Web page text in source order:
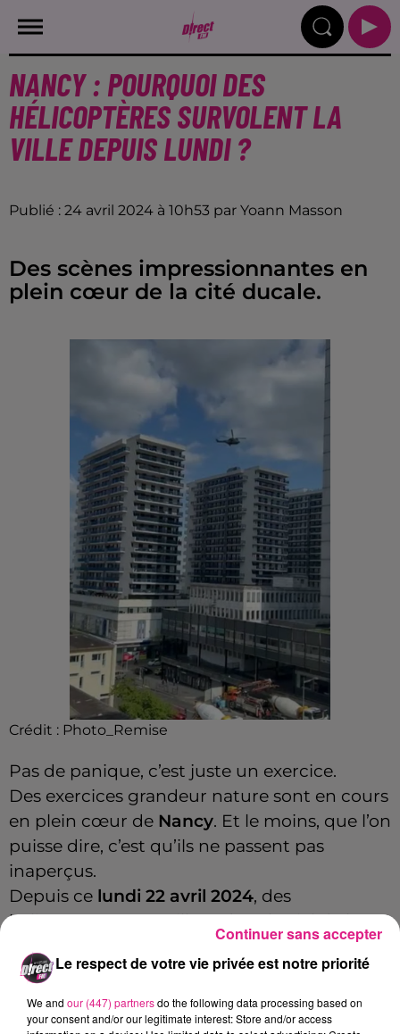
NANCY : POURQUOI DES
HÉLICOPTÈRES SURVOLENT LA
VILLE DEPUIS LUNDI ?
Publié : 24 avril 2024 à 10h53 par Yoann Masson
Des scènes impressionnantes en
plein cœur de la cité ducale.
Crédit : Photo_Remise
Pas de panique, c’est juste un exercice.
Des exercices grandeur nature sont en cours
en plein cœur de Nancy. Et le moins, que l’on
puisse dire, c’est qu’ils ne passent pas
inaperçus.
Depuis ce lundi 22 avril 2024, des
hélicoptères patrouillent dans le ciel de la
cité ducale dans le cadre d'un exercice avec
l'armée, mais aussi l'antenne du RAIDde
Nancy. Les opérations se poursuivront
jusqu'à vendredi.
Le respect de votre vie privée est notre priorité
We and our (447) partnersdo the following data processing based on
your consent and/or our legitimate interest: Store and/or access
Continuer sans accepter